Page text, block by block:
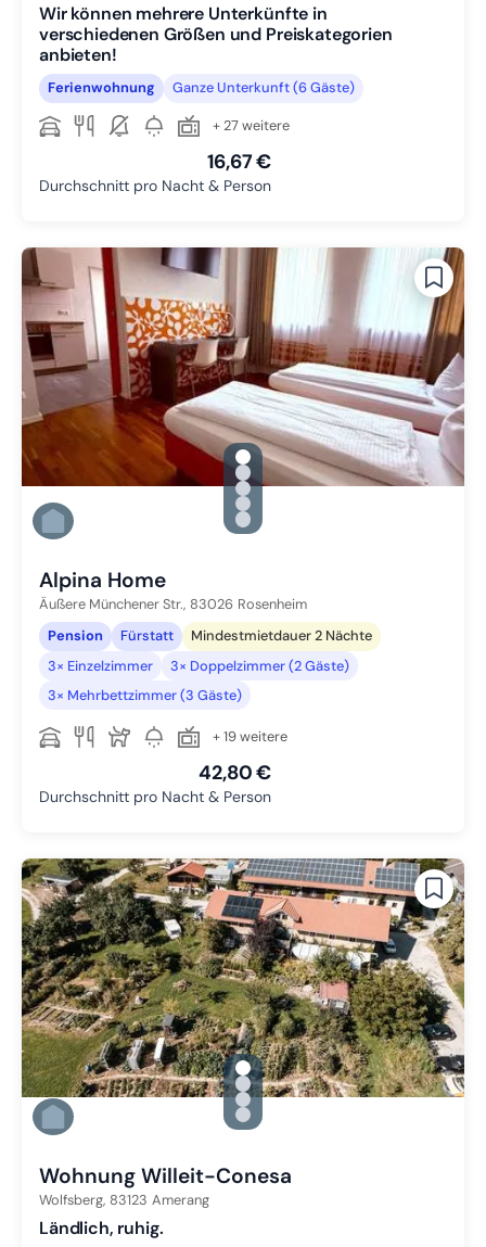
Wir können mehrere Unterkünfte in
verschiedenen Größen und Preiskategorien
anbieten!
Ferienwohnung Ganze Unterkunft (6 Gäste)
+ 27 weitere
16,67 €
Durchschnitt pro Nacht & Person
gallery.slide_selector
Zu Slide 1 wechseln
Zu Slide 2 wechseln
Zu Slide 3 wechseln
Zu Slide 4 wechseln
Zu Slide 5 wechseln
Alpina Home
Äußere Münchener Str., 83026 Rosenheim
Pension
Fürstatt
Mindestmietdauer 2 Nächte
3× Einzelzimmer
3× Doppelzimmer (2 Gäste)
3× Mehrbettzimmer (3 Gäste)
+ 19 weitere
42,80 €
Durchschnitt pro Nacht & Person
gallery.slide_selector
Zu Slide 1 wechseln
Zu Slide 2 wechseln
Zu Slide 3 wechseln
Zu Slide 4 wechseln
Wohnung Willeit-Conesa
Wolfsberg, 83123 Amerang
Ländlich, ruhig.